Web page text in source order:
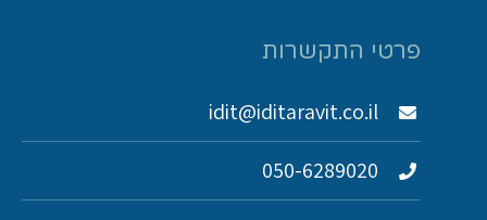
פרטי התקשרות
idit@iditaravit.co.il
050-6289020